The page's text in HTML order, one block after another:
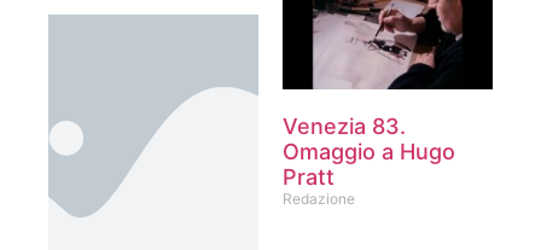
Venezia 83.
Omaggio a Hugo
Pratt
Redazione